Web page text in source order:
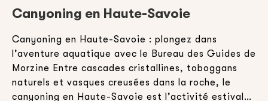
Canyoning en Haute-Savoie
Canyoning en Haute-Savoie : plongez dans
l’aventure aquatique avec le Bureau des Guides de
Morzine Entre cascades cristallines, toboggans
naturels et vasques creusées dans la roche, le
canyoning en Haute-Savoie est l’activité estivale